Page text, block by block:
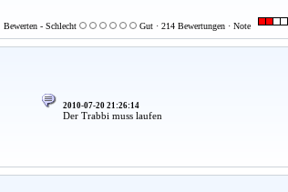
Bewerten - Schlecht Gut · 214 Bewertungen · Note
2010-07-20 21:26:14
Der Trabbi muss laufen